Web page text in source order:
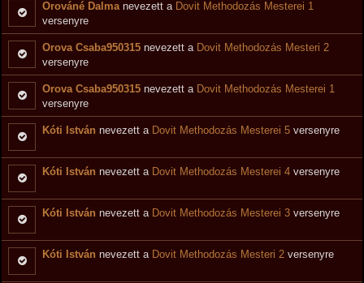
Orováné Dalma nevezett a Dovit Methodozás Mesterei 1
versenyre
Orova Csaba950315 nevezett a Dovit Methodozás Mesteri 2
versenyre
Orova Csaba950315 nevezett a Dovit Methodozás Mesterei 1
versenyre
Kóti István nevezett a Dovit Methodozás Mesterei 5 versenyre
Kóti István nevezett a Dovit Methodozás Mesterei 4 versenyre
Kóti István nevezett a Dovit Methodozás Mesterei 3 versenyre
Kóti István nevezett a Dovit Methodozás Mesteri 2 versenyre